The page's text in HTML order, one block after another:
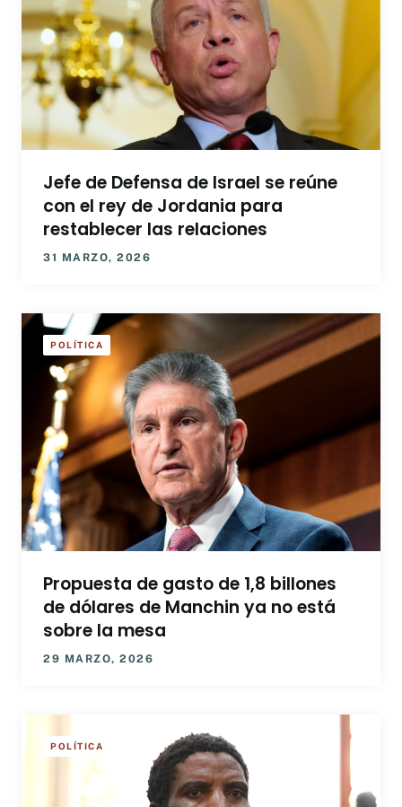
Jefe de Defensa de Israel se reúne
con el rey de Jordania para
restablecer las relaciones
31 MARZO, 2026
POLÍTICA
Propuesta de gasto de 1,8 billones
de dólares de Manchin ya no está
sobre la mesa
29 MARZO, 2026
POLÍTICA